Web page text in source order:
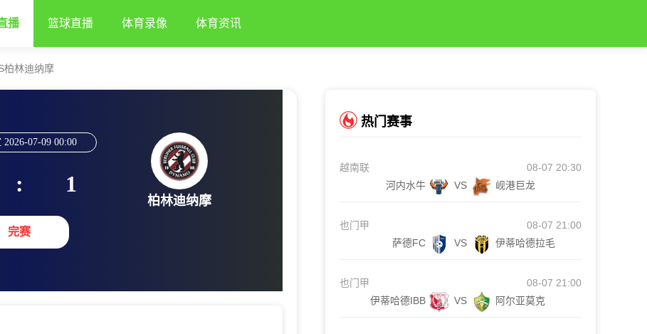
播 篮球直播 体育录像 体育资讯
柏林迪纳摩
2026-07-09 00:00
: 1
完赛
柏林迪纳摩
热门赛事
越南联
08-07 20:30
河内水牛
VS 岘港巨龙
也门甲
08-07 21:00
萨德FC
VS 伊蒂哈德拉毛
也门甲
08-07 21:00
伊蒂哈德IBB
VS 阿尔亚莫克